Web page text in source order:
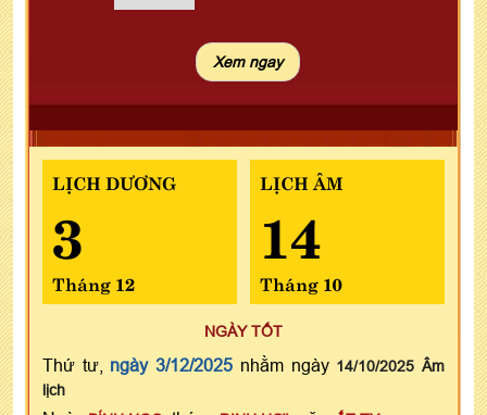
LỊCH DƯƠNG
3
Tháng 12
LỊCH ÂM
14
Tháng 10
NGÀY TỐT
Thứ tư, ngày 3/12/2025 nhằm ngày 14/10/2025 Âm
lịch